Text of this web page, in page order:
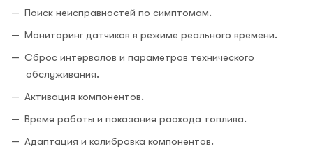
Поиск неисправностей по симптомам.
Мониторинг датчиков в режиме реального времени.
Сброс интервалов и параметров технического
обслуживания.
Активация компонентов.
Время работы и показания расхода топлива.
Адаптация и калибровка компонентов.